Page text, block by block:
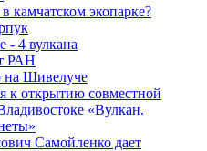
камчатском экопарке?
- 4 вулкана
РАН
на Шивелуче
к открытию совместной
«Вулкан.
Самойленко дает